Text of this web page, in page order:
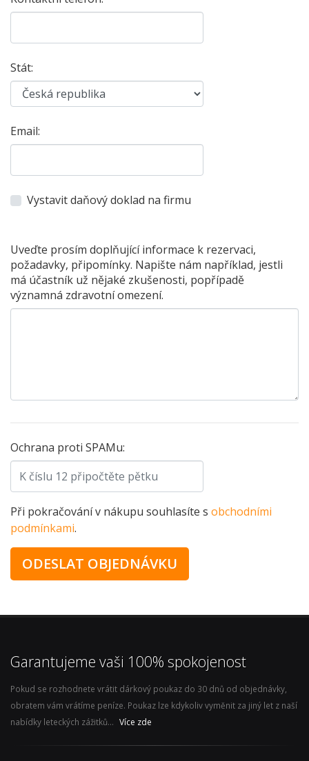
Stát:
Email:
Vystavit daňový doklad na firmu
Uveďte prosím doplňující informace k rezervaci,
požadavky, připomínky. Napište nám například, jestli
má účastník už nějaké zkušenosti, popřípadě
významná zdravotní omezení.
Ochrana proti SPAMu:
Při pokračování v nákupu souhlasíte s obchodními
podmínkami.
Garantujeme vaši 100% spokojenost
Pokud se rozhodnete vrátit dárkový poukaz do 30 dnů od objednávky,
obratem vám vrátíme peníze. Poukaz lze kdykoliv vyměnit za jiný let z naší
nabídky leteckých zážitků... Více zde